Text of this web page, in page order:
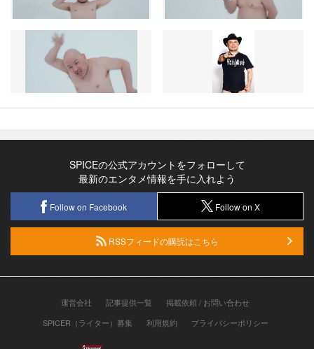
SPICEの公式アカウントをフォローして
最新のエンタメ情報を手に入れよう
Follow on Facebook Follow on X
RSSフィードの購読はこちら
運営会社 記事提供一覧
掲載依頼 / お問い合わせ
SPICER（ライター）募集
利用規約 プライバシーポリシー